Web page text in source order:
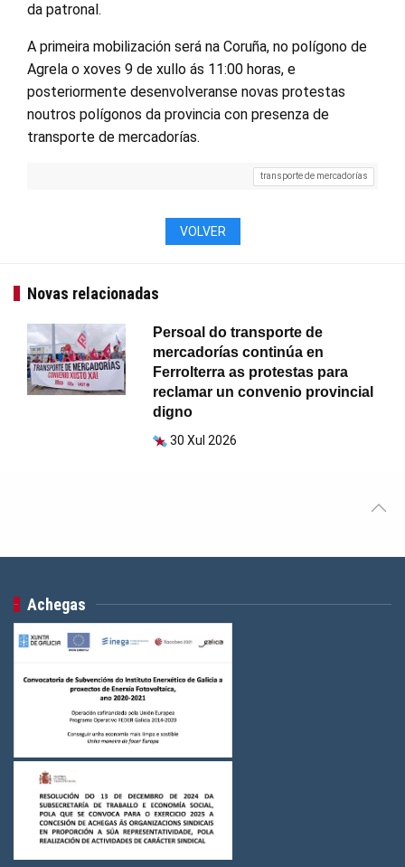
da patronal.
A primeira mobilización será na Coruña, no polígono de
Agrela o xoves 9 de xullo ás 11:00 horas, e
posteriormente desenvolveranse novas protestas
noutros polígonos da provincia con presenza de
transporte de mercadorías.
transporte de mercadorías
VOLVER
Novas relacionadas
Persoal do transporte de
mercadorías continúa en
Ferrolterra as protestas para
reclamar un convenio provincial
digno
30 Xul 2026
Achegas